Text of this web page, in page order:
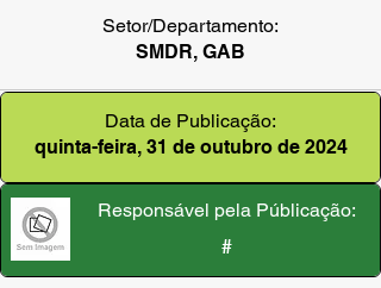
Setor/Departamento:
SMDR, GAB
Data de Publicação:
quinta-feira, 31 de outubro de 2024
Responsável pela Públicação:
#